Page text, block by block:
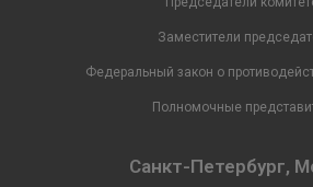
Заместители
Федеральный закон о
Полномочные
Санкт-Петербург,